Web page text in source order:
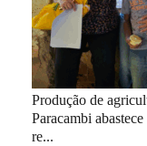
Produção de
Paracambi
re...